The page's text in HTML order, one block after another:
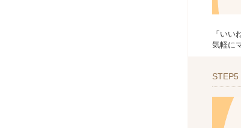
「いい
気軽に
STEP5